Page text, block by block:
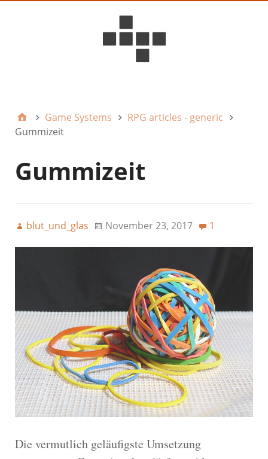
Game Systems
RPG articles - generic
Gummizeit
Gummizeit
blut_und_glas November 23, 2017 1
Die vermutlich geläufigste Umsetzung